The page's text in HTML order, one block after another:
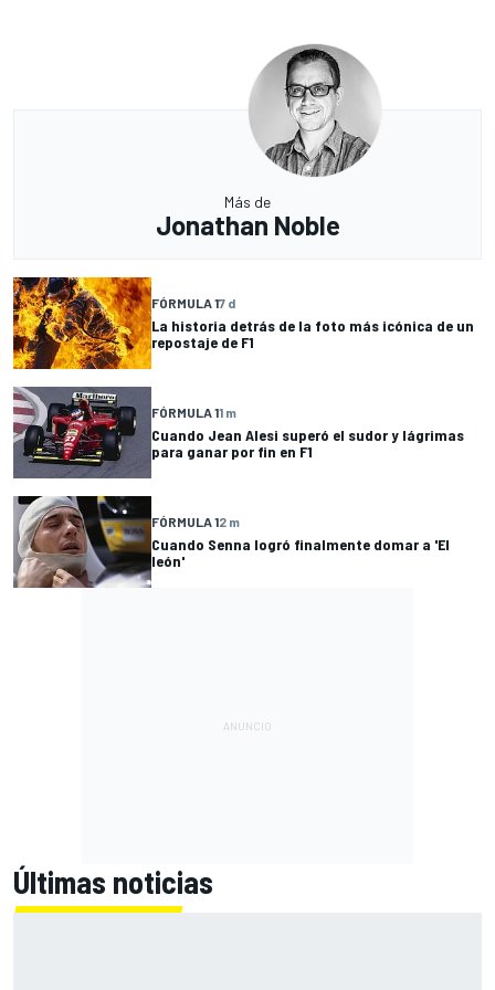
Más de
Jonathan Noble
FÓRMULA 17 d
La historia detrás de la foto más icónica de un
repostaje de F1
FÓRMULA 11 m
Cuando Jean Alesi superó el sudor y lágrimas
para ganar por fin en F1
FÓRMULA 12 m
Cuando Senna logró finalmente domar a 'El
león'
Últimas noticias